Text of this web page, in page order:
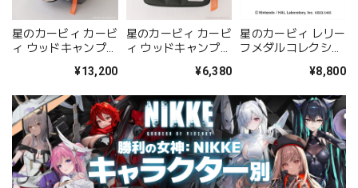
星のカービィ カービ
ィ ウッドキャンプ
PRODUCTS コラボ
¥13,200
星のカービィ カービ
ィ ウッドキャンプ
PRODUCTS コラボ
¥6,380
星のカービィ レリー
フメダルコレクショ
¥8,800